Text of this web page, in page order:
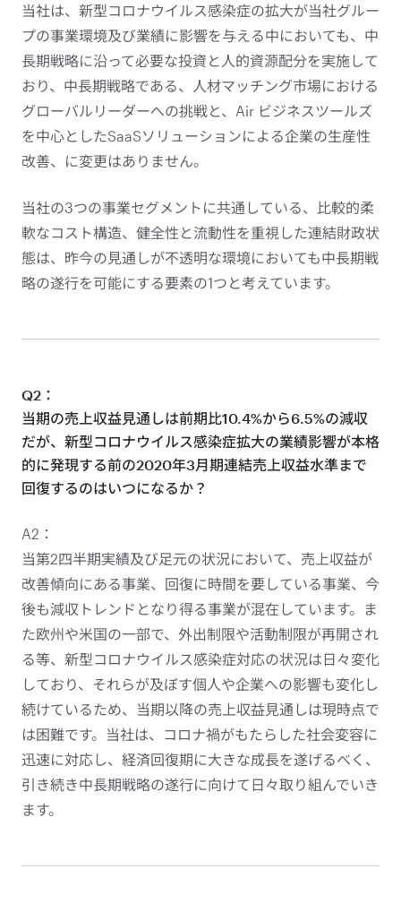
当社は、新型コロナウイルス感染症の拡大が当社グルー
プの事業環境及び業績に影響を与える中においても、中
長期戦略に沿って必要な投資と人的資源配分を実施して
おり、中長期戦略である、人材マッチング市場における
グローバルリーダーへの挑戦と、Air ビジネスツールズ
を中心としたSaaSソリューションによる企業の生産性
改善、に変更はありません。
当社の3つの事業セグメントに共通している、比較的柔
軟なコスト構造、健全性と流動性を重視した連結財政状
態は、昨今の見通しが不透明な環境においても中長期戦
略の遂行を可能にする要素の1つと考えています。
Q2：
当期の売上収益見通しは前期比10.4%から6.5%の減収
だが、新型コロナウイルス感染症拡大の業績影響が本格
的に発現する前の2020年3月期連結売上収益水準まで
回復するのはいつになるか？
A2：
当第2四半期実績及び足元の状況において、売上収益が
改善傾向にある事業、回復に時間を要している事業、今
後も減収トレンドとなり得る事業が混在しています。ま
た欧州や米国の一部で、外出制限や活動制限が再開され
る等、新型コロナウイルス感染症対応の状況は日々変化
しており、それらが及ぼす個人や企業への影響も変化し
続けているため、当期以降の売上収益見通しは現時点で
は困難です。当社は、コロナ禍がもたらした社会変容に
迅速に対応し、経済回復期に大きな成長を遂げるべく、
引き続き中長期戦略の遂行に向けて日々取り組んでいき
ます。